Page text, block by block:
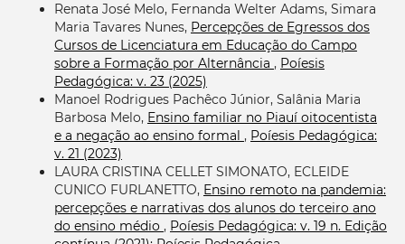
Renata José Melo, Fernanda Welter Adams, Simara
Maria Tavares Nunes, Percepções de Egressos dos
Cursos de Licenciatura em Educação do Campo
sobre a Formação por Alternância , Poíesis
Pedagógica: v. 23 (2025)
Manoel Rodrigues Pachêco Júnior, Salânia Maria
Barbosa Melo, Ensino familiar no Piauí oitocentista
e a negação ao ensino formal , Poíesis Pedagógica:
v. 21 (2023)
LAURA CRISTINA CELLET SIMONATO, ECLEIDE
CUNICO FURLANETTO, Ensino remoto na pandemia:
percepções e narrativas dos alunos do terceiro ano
do ensino médio , Poíesis Pedagógica: v. 19 n. Edição